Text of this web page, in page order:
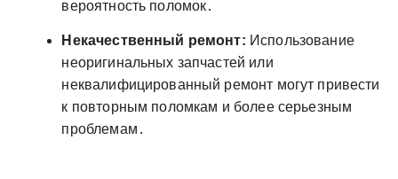
вероятность поломок․
Некачественный ремонт: Использование
неоригинальных запчастей или
неквалифицированный ремонт могут привести
к повторным поломкам и более серьезным
проблемам․